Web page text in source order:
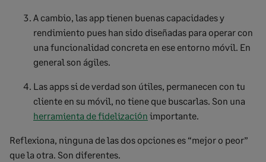
A cambio, las app tienen buenas capacidades y
rendimiento pues han sido diseñadas para operar con
una funcionalidad concreta en ese entorno móvil. En
general son ágiles.
Las apps si de verdad son útiles, permanecen con tu
cliente en su móvil, no tiene que buscarlas. Son una
herramienta de fidelización importante.
Reflexiona, ninguna de las dos opciones es “mejor o peor”
que la otra. Son diferentes.